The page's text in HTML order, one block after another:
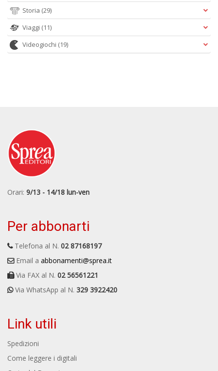
Storia (29)
Viaggi (11)
Videogiochi (19)
Orari: 9/13 - 14/18 lun-ven
Per abbonarti
Telefona al N. 02 87168197
Email a abbonamenti@sprea.it
Via FAX al N. 02 56561221
Via WhatsApp al N. 329 3922420
Link utili
Spedizioni
Come leggere i digitali